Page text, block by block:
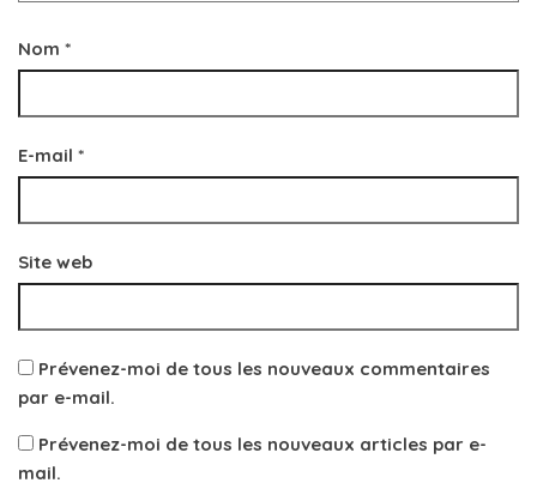
Nom *
E-mail *
Site web
Prévenez-moi de tous les nouveaux commentaires
par e-mail.
Prévenez-moi de tous les nouveaux articles par e-
mail.